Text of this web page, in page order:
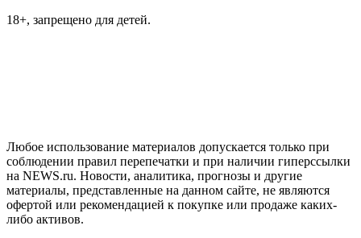
18+, запрещено для детей.
Любое использование материалов допускается только при
соблюдении правил перепечатки и при наличии гиперссылки
на NEWS.ru. Новости, аналитика, прогнозы и другие
материалы, представленные на данном сайте, не являются
офертой или рекомендацией к покупке или продаже каких-
либо активов.